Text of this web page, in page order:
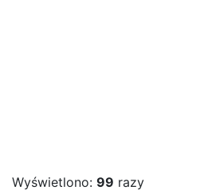
Wyświetlono: 99 razy